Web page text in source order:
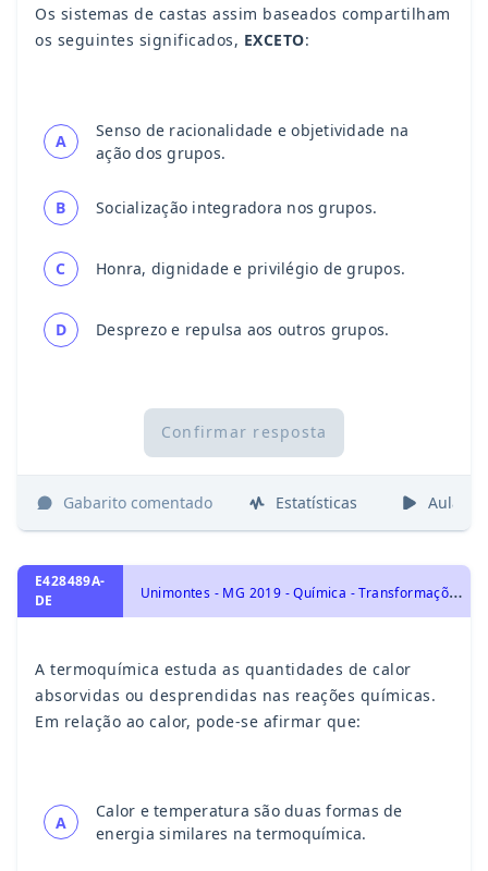
Os sistemas de castas assim baseados compartilham
os seguintes significados, EXCETO:
A
Senso de racionalidade e objetividade na
ação dos grupos.
B Socialização integradora nos grupos.
C Honra, dignidade e privilégio de grupos.
D Desprezo e repulsa aos outros grupos.
Confirmar resposta
Gabarito comentado Estatísticas Aulas
E428489A-
DE
U
nimontes - MG 2019 - Química - Transformações Químicas e Energia, Termoquímica: Energia Calorífica, Calor de reação, Entalpia, Equações e Lei de Hess.
A termoquímica estuda as quantidades de calor
absorvidas ou desprendidas nas reações químicas.
Em relação ao calor, pode-se afirmar que:
A
Calor e temperatura são duas formas de
energia similares na termoquímica.